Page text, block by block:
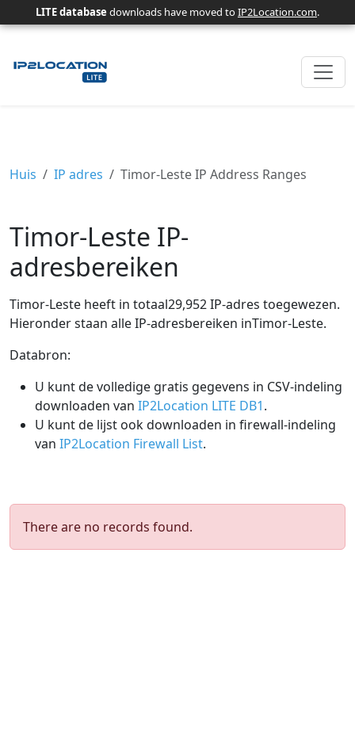
LITE database downloads have moved toIP2Location.com.
Huis IP adres Timor-Leste IP Address Ranges
Timor-Leste IP-
adresbereiken
Timor-Leste heeft in totaal29,952 IP-adres toegewezen.
Hieronder staan ​​alle IP-adresbereiken inTimor-Leste.
Databron:
U kunt de volledige gratis gegevens in CSV-indeling
downloaden van IP2Location LITE DB1.
U kunt de lijst ook downloaden in firewall-indeling
van IP2Location Firewall List.
There are no records found.